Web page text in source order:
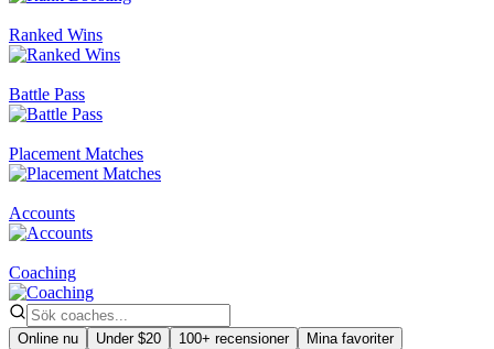
Ranked Wins
Battle Pass
Placement Matches
Accounts
Coaching
Online nu Under $20 100+ recensioner Mina favoriter